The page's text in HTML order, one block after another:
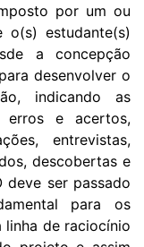
por um ou
o(s) estudante(s)
a concepção
desenvolver o
indicando as
erros e acertos,
entrevistas,
descobertas e
deve ser passado
para os
linha de raciocínio